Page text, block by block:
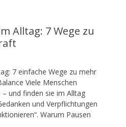
Alltag: 7 Wege zu
7 einfache Wege zu mehr
Viele Menschen
– und finden sie im Alltag
und Verpflichtungen
Warum Pausen